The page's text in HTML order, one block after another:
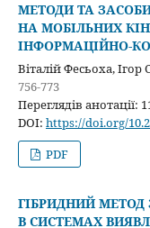
МЕТОДИ ТА
НА МОБІЛЬНИХ
ІНФОРМАЦІЙНО-
Віталій Фесьоха, Ігор
756-773
Переглядів анотації:
DOI: https://doi.org/
PDF
ГІБРИДНИЙ
В СИСТЕМАХ